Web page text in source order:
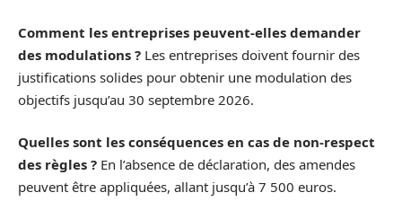
Comment les entreprises peuvent-elles demander
des modulations ? Les entreprises doivent fournir des
justifications solides pour obtenir une modulation des
objectifs jusqu’au 30 septembre 2026.
Quelles sont les conséquences en cas de non-respect
des règles ? En l’absence de déclaration, des amendes
peuvent être appliquées, allant jusqu’à 7 500 euros.